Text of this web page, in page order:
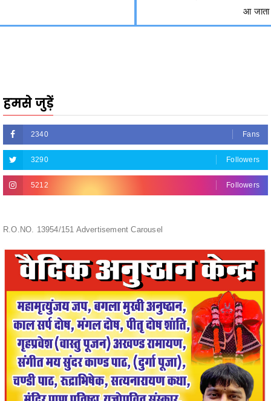
2340
3290 Followers
5212 Followers
R.O.NO. 13954/151 Advertisement Carousel